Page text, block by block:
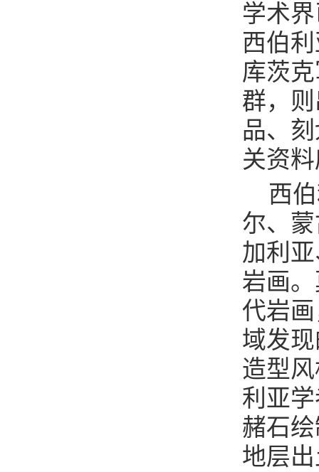
学术
西伯
库茨
群，
品、
关资
西
尔、
加利
岩画
代岩
域发
造型
利亚
赭石
地层